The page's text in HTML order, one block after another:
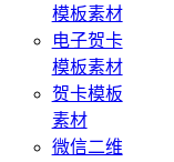
模板素材
电子贺卡
模板素材
贺卡模板
素材
微信二维